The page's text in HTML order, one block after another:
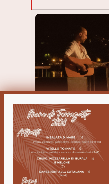
Rilassati al Babà Du
acustiche di questo
Lasciati trasportare